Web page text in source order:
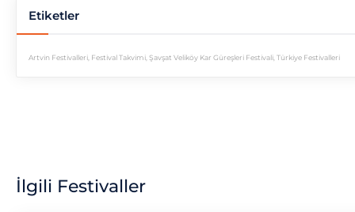
Etiketler
Artvin Festivalleri, Festival Takvimi, Şavşat Veliköy Kar Güreşleri Festivali, Türkiye Festivalleri
İlgili Festivaller